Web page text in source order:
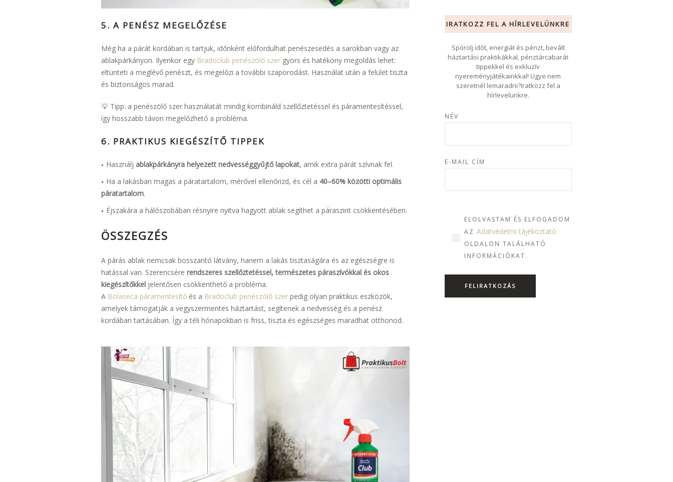
5. A PENÉSZ MEGELŐZÉSE
Még ha a párát kordában is tartjuk, időnként előfordulhat penészesedés a sarokban vagy az
ablakpárkányon. Ilyenkor egy Bradoclub penészölő szer gyors és hatékony megoldás lehet:
eltünteti a meglévő penészt, és megelőzi a további szaporodást. Használat után a felület tiszta
és biztonságos marad.
💡 Tipp: a penészölő szer használatát mindig kombináld szellőztetéssel és páramentesítéssel,
így hosszabb távon megelőzhető a probléma.
6. PRAKTIKUS KIEGÉSZÍTŐ TIPPEK
Használj ablakpárkányra helyezett nedvességgyűjtő lapokat, amik extra párát szívnak fel.
Ha a lakásban magas a páratartalom, mérővel ellenőrizd, és cél a 40–60% közötti optimális
páratartalom.
Éjszakára a hálószobában résnyire nyitva hagyott ablak segíthet a páraszint csökkentésében.
ÖSSZEGZÉS
A párás ablak nemcsak bosszantó látvány, hanem a lakás tisztaságára és az egészségre is
hatással van. Szerencsére rendszeres szellőztetéssel, természetes páraszívókkal és okos
kiegészítőkkel jelentősen csökkenthető a probléma.
A Bolaseca páramentesítő és a Bradoclub penészölő szer pedig olyan praktikus eszközök,
amelyek támogatják a vegyszermentes háztartást, segítenek a nedvesség és a penész
kordában tartásában. Így a téli hónapokban is friss, tiszta és egészséges maradhat otthonod.
IRATKOZZ FEL A HÍRLEVELÜNKRE
Spórolj időt, energiát és pénzt, bevált
háztartási praktikákkal, pénztárcabarát
tippekkel és exkluzív
nyereményjátékainkkal! Ugye nem
szeretnél lemaradni?Iratkozz fel a
hírlevelünkre.
NÉV
E-MAIL CÍM
ELOLVASTAM ÉS ELFOGADOM
AZ Adatvédelmi tájékoztató
OLDALON TALÁLHATÓ
INFORMÁCIÓKAT.